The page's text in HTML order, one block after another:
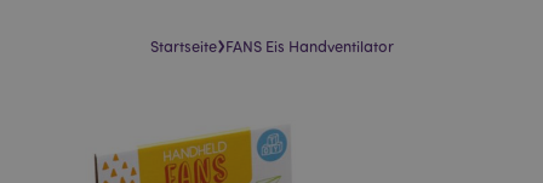
Startseite›FANS Eis Handventilator
beginning